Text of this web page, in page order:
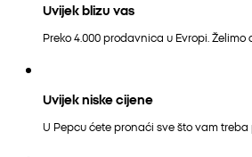
Uvijek blizu vas
Preko 4.000 prodavnica u Evropi.
Uvijek niske cijene
U Pepcu ćete pronaći sve što vam treba